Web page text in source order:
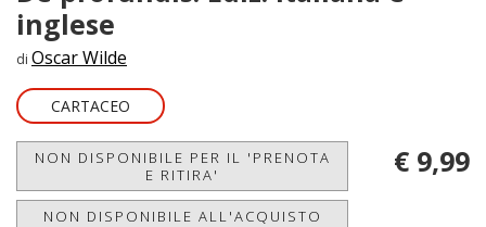
inglese
di Oscar Wilde
CARTACEO
NON DISPONIBILE PER IL 'PRENOTA
E RITIRA'
NON DISPONIBILE ALL'ACQUISTO
€ 9,99